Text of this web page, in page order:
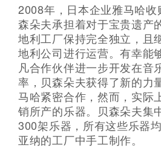
2008年，日本企业雅马哈收
森朵夫承担着对于宝贵遗产
地利工厂保持完全独立，且
地利公司进行运营。有幸能
凡合作伙伴进一步开发在音
率，贝森朵夫获得了新的力
马哈紧密合作，然而，实际
销所产的乐器。贝森朵夫集
300架乐器，所有这些乐器
亚纳的工厂中手工制作。